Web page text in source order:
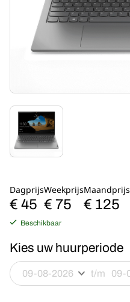
Dagprijs
€ 45
Weekprijs
€ 75
Maandprijs
€ 125
Beschikbaar
Kies uw huurperiode
t/m